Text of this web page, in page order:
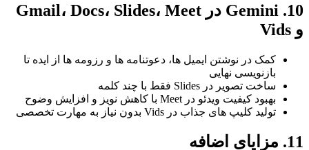
10. Gemini در Gmail، Docs، Slides، Meet
و Vids
کمک در نوشتن ایمیل ها، دعوتنامه ها و رزومه ها از ایده تا
بازنویسی نهایی
ساخت تصویر در Slides فقط با چند کلمه
بهبود کیفیت ویدئو در Meet با کاهش نویز و افزایش وضوح
تولید کلیپ های جذاب در Vids بدون نیاز به مهارت تخصصی
11. مزایای اضافه